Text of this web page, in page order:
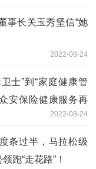
事长关玉秀坚信“她
2022-08-24
士”到“家庭健康管
安保险健康服务再
2022-08-24
条过半，马拉松级
跑“走花路”！